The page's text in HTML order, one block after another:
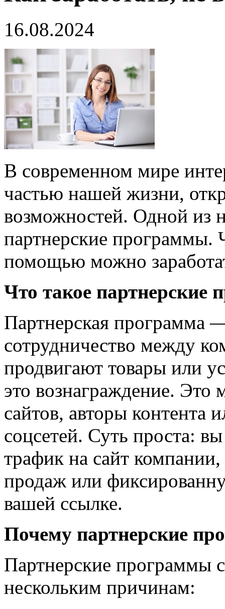
16.08.2024
В современном мире
частью нашей жизни,
возможностей. Одной из
партнерские программы.
помощью можно
Что такое партнерские
Партнерская программа
сотрудничество между
продвигают товары или
это вознаграждение. Это
сайтов, авторы контента
соцсетей. Суть проста:
трафик на сайт
продаж или
вашей ссылке.
Почему партнерские
Партнерские программы
нескольким причинам: